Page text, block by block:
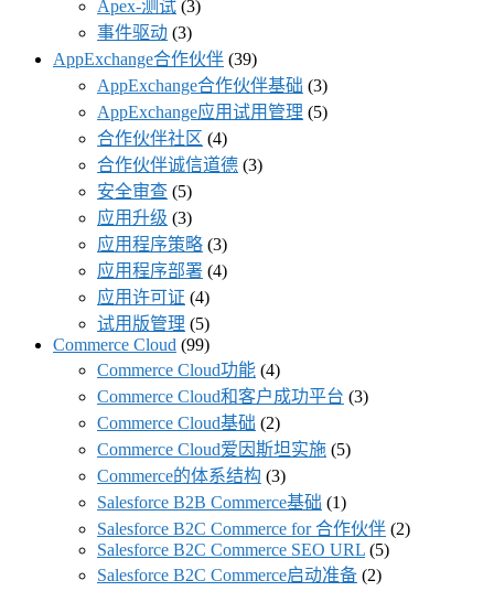
Apex-测试 (3)
事件驱动 (3)
AppExchange合作伙伴 (39)
AppExchange合作伙伴基础 (3)
AppExchange应用试用管理 (5)
合作伙伴社区 (4)
合作伙伴诚信道德 (3)
安全审查 (5)
应用升级 (3)
应用程序策略 (3)
应用程序部署 (4)
应用许可证 (4)
试用版管理 (5)
Commerce Cloud (99)
Commerce Cloud功能 (4)
Commerce Cloud和客户成功平台 (3)
Commerce Cloud基础 (2)
Commerce Cloud爱因斯坦实施 (5)
Commerce的体系结构 (3)
Salesforce B2B Commerce基础 (1)
Salesforce B2C Commerce for 合作伙伴 (2)
Salesforce B2C Commerce SEO URL (5)
Salesforce B2C Commerce启动准备 (2)